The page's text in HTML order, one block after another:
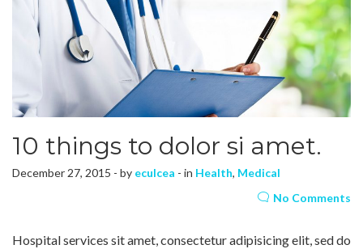
10 things to dolor si amet.
December 27, 2015 - by eculcea - in Health, Medical
No Comments
Hospital services sit amet, consectetur adipisicing elit, sed do